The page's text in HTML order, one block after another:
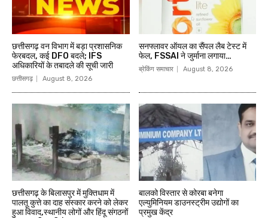
छत्तीसगढ़ वन विभाग में बड़ा प्रशासनिक
फेरबदल, कई DFO बदले; IFS
अधिकारियों के तबादले की सूची जारी
छत्तीसगढ़ August 8, 2026
सनफ्लावर ऑयल का सैंपल लैब टेस्ट में
फेल, FSSAI ने जुर्माना लगाया…
ब्रेकिंग समाचार August 8, 2026
छत्तीसगढ़ के बिलासपुर में मुक्तिधाम में
पालतू कुत्ते का दाह संस्कार करने को लेकर
हुआ विवाद,स्थानीय लोगों और हिंदू संगठनों
बालको विस्तार से कोरबा बनेगा
एल्युमिनियम डाउनस्ट्रीम उद्योगों का
प्रमुख केंद्र